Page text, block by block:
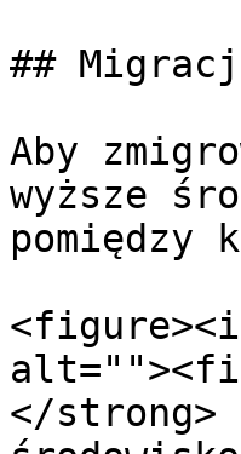
##
Aby
wyższe
pomiędzy
</strong>